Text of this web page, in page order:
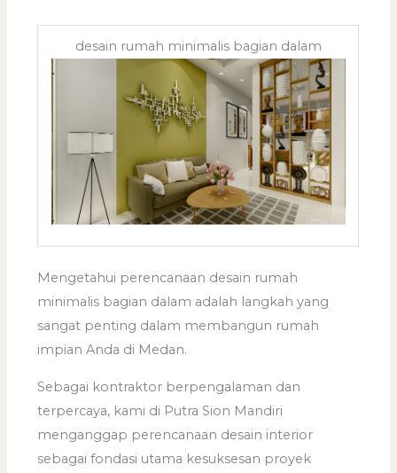
desain rumah minimalis bagian dalam
Mengetahui perencanaan desain rumah
minimalis bagian dalam adalah langkah yang
sangat penting dalam membangun rumah
impian Anda di Medan.
Sebagai kontraktor berpengalaman dan
terpercaya, kami di Putra Sion Mandiri
menganggap perencanaan desain interior
sebagai fondasi utama kesuksesan proyek